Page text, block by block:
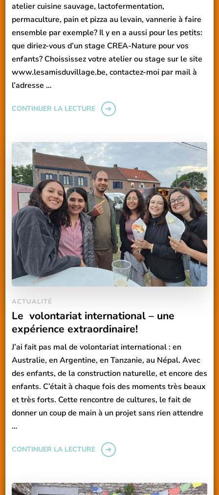
atelier cuisine sauvage, lactofermentation,
permaculture, pain et pizza au levain, vannerie à faire
ensemble par exemple? Il y en a aussi pour les petits:
que diriez-vous d’un stage CREA-Nature pour vos
enfants? Choississez votre atelier ou stage sur le site
www.lesamisduvillage.be, contactez-moi par mail à
l’adresse …
CONTINUER LA LECTURE
ACTUALITÉ
Le volontariat international – une
expérience extraordinaire!
J’ai fait pas mal de volontariat international : en
Australie, en Argentine, en Tanzanie, au Népal. Avec
des enfants, de la construction naturelle, et encore des
enfants. C’était à chaque fois des moments très beaux
et très forts. Cette rencontre de cultures, le fait de
donner un coup de main à un projet sans rien attendre
…
CONTINUER LA LECTURE